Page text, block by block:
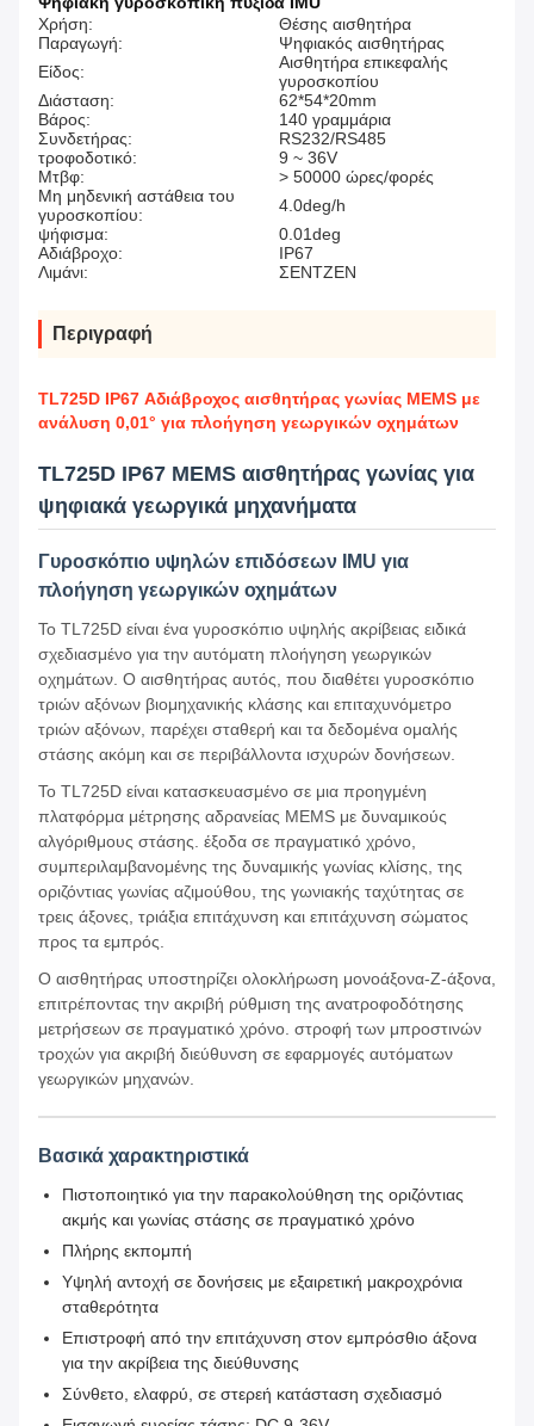
Χρήση:
Θέσης αισθητήρα
Παραγωγή:
Ψηφιακός αισθητήρας
Είδος:
Αισθητήρα επικεφαλής
γυροσκοπίου
Διάσταση:
62*54*20mm
Βάρος:
140 γραμμάρια
Συνδετήρας:
RS232/RS485
τροφοδοτικό:
9 ~ 36V
Μτβφ:
> 50000 ώρες/φορές
Μη μηδενική αστάθεια του
γυροσκοπίου:
4.0deg/h
ψήφισμα:
0.01deg
Αδιάβροχο:
IP67
Λιμάνι:
ΣΕΝΤΖΕΝ
Περιγραφή
TL725D IP67 Αδιάβροχος αισθητήρας γωνίας MEMS με
ανάλυση 0,01° για πλοήγηση γεωργικών οχημάτων
TL725D IP67 MEMS αισθητήρας γωνίας για
ψηφιακά γεωργικά μηχανήματα
Γυροσκόπιο υψηλών επιδόσεων IMU για
πλοήγηση γεωργικών οχημάτων
Το TL725D είναι ένα γυροσκόπιο υψηλής ακρίβειας ειδικά
σχεδιασμένο για την αυτόματη πλοήγηση γεωργικών
οχημάτων. Ο αισθητήρας αυτός, που διαθέτει γυροσκόπιο
τριών αξόνων βιομηχανικής κλάσης και επιταχυνόμετρο
τριών αξόνων, παρέχει σταθερή και τα δεδομένα ομαλής
στάσης ακόμη και σε περιβάλλοντα ισχυρών δονήσεων.
Το TL725D είναι κατασκευασμένο σε μια προηγμένη
πλατφόρμα μέτρησης αδρανείας MEMS με δυναμικούς
αλγόριθμους στάσης. έξοδα σε πραγματικό χρόνο,
συμπεριλαμβανομένης της δυναμικής γωνίας κλίσης, της
οριζόντιας γωνίας αζιμούθου, της γωνιακής ταχύτητας σε
τρεις άξονες, τριάξια επιτάχυνση και επιτάχυνση σώματος
προς τα εμπρός.
Ο αισθητήρας υποστηρίζει ολοκλήρωση μονοάξονα-Z-άξονα,
επιτρέποντας την ακριβή ρύθμιση της ανατροφοδότησης
μετρήσεων σε πραγματικό χρόνο. στροφή των μπροστινών
τροχών για ακριβή διεύθυνση σε εφαρμογές αυτόματων
γεωργικών μηχανών.
Βασικά χαρακτηριστικά
Πιστοποιητικό για την παρακολούθηση της οριζόντιας
ακμής και γωνίας στάσης σε πραγματικό χρόνο
Πλήρης εκπομπή
Υψηλή αντοχή σε δονήσεις με εξαιρετική μακροχρόνια
σταθερότητα
Επιστροφή από την επιτάχυνση στον εμπρόσθιο άξονα
για την ακρίβεια της διεύθυνσης
Σύνθετο, ελαφρύ, σε στερεή κατάσταση σχεδιασμό